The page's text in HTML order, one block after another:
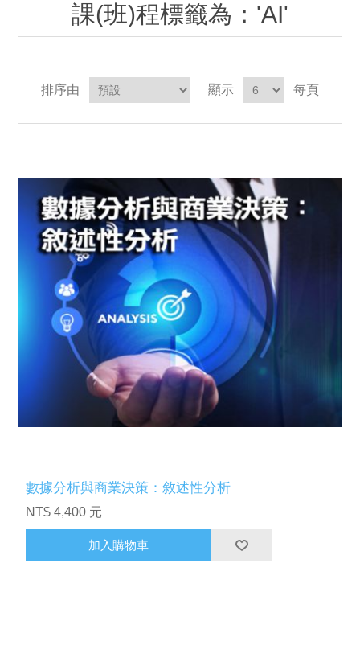
課(班)程標籤為：'AI'
排序由 顯示 每頁
數據分析與商業決策：敘述性分析
NT$ 4,400 元
加入購物車